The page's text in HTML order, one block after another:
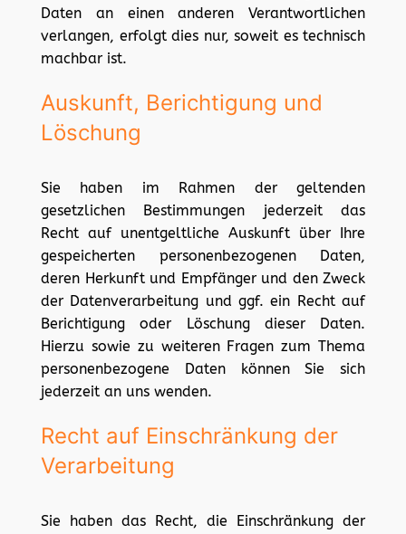
Daten an einen anderen Verantwortlichen
verlangen, erfolgt dies nur, soweit es technisch
machbar ist.
Auskunft, Berichtigung und
Löschung
Sie haben im Rahmen der geltenden
gesetzlichen Bestimmungen jederzeit das
Recht auf unentgeltliche Auskunft über Ihre
gespeicherten personenbezogenen Daten,
deren Herkunft und Empfänger und den Zweck
der Datenverarbeitung und ggf. ein Recht auf
Berichtigung oder Löschung dieser Daten.
Hierzu sowie zu weiteren Fragen zum Thema
personenbezogene Daten können Sie sich
jederzeit an uns wenden.
Recht auf Einschränkung der
Verarbeitung
Sie haben das Recht, die Einschränkung der